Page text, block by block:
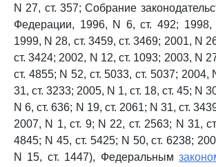
N 27, ст. 357; Собрание
Федерации, 1996, N 6, ст. 492; 1998,
1999, N 28, ст. 3459, ст. 3469; 2001, N
ст. 3424; 2002, N 12, ст. 1093; 2003, N
ст. 4855; N 52, ст. 5033, ст. 5037; 2004,
31, ст. 3233; 2005, N 1, ст. 18, ст. 45; N
N 6, ст. 636; N 19, ст. 2061; N 31, ст.
2007, N 1, ст. 9; N 22, ст. 2563; N 31,
4845; N 45, ст. 5425; N 50, ст. 6238;
N 15, ст. 1447), Федеральным